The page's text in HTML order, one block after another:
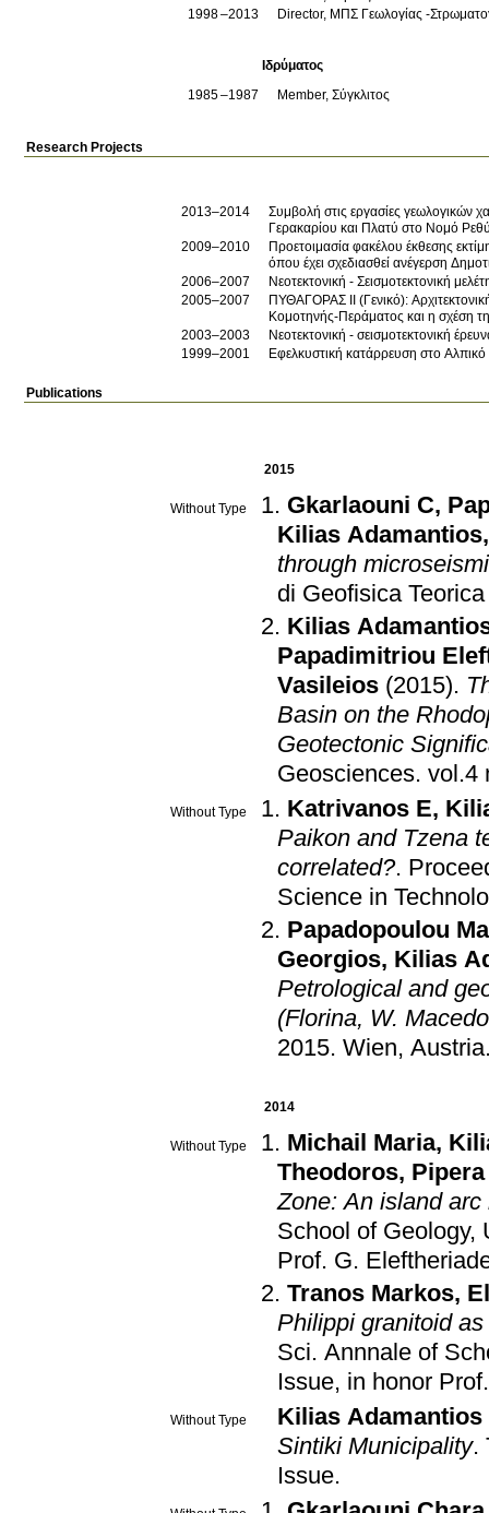
1998
2013 Director, ΜΠΣ Γεωλογίας -
Ιδρύματος
1985
1987 Member, Σύγκλιτος
Research Projects
2013–2014
Συμβολή στις εργασίες γεωλογικών
Γερακαρίου και Πλατύ στο Νομό
2009–2010
Προετοιμασία φακέλου έκθεσης
όπου έχει σχεδιασθεί ανέγερση
2006–2007
Νεοτεκτονική - Σεισμοτεκτονική
2005–2007
ΠΥΘΑΓΟΡΑΣ ΙΙ (Γενικό):
Κομοτηνής-Περάματος και η σχέση
2003–2003
Νεοτεκτονική - σεισμοτεκτονική
1999–2001
Εφελκυστική κατάρρευση στο
Publications
2015
Without Type Gkarlaouni C,
Kilias Adamantios
through
di Geofisica
Kilias
Papadimitriou
Vasileios (2015).
Basin on the
Geotectonic
Geosciences.
Without Type Katrivanos E,
Paikon and Tzena
correlated?.
Science in
Papadopoulou
Georgios, Kilias
Petrological and
(Florina, W.
2015. Wien, Austria
2014
Without Type Michail Maria,
Theodoros,
Zone: An island
School of Geology,
Prof. G.
Tranos Markos,
Philippi granitoid
Sci. Annnale of
Issue, in honor
Without Type
Kilias Adamantios
Sintiki Municipality.
Issue.